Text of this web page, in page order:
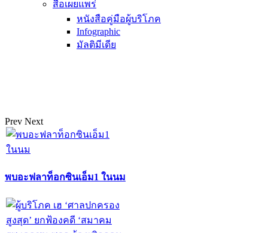
สื่อเผยแพร่
หนังสือคู่มือผู้บริโภค
Infographic
มัลติมีเดีย
Prev Next
พบอะฟลาท็อกซินเอ็ม1 ในนม